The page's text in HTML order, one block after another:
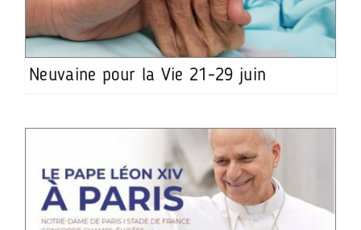
Neuvaine pour la Vie 21-29 juin